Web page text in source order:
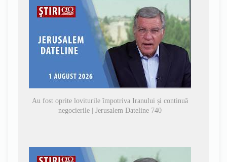
Au fost oprite loviturile împotriva Iranului și continuă
negocierile | Jerusalem Dateline 740